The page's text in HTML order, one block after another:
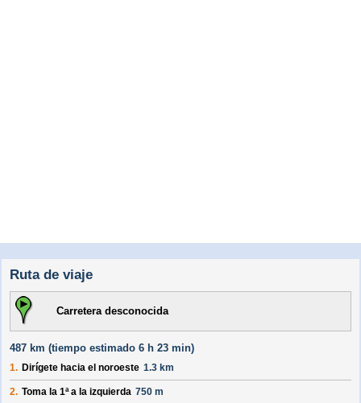
Ruta de viaje
Carretera desconocida
487 km (tiempo estimado 6 h 23 min)
1. Dirígete hacia el noroeste 1.3 km
2. Toma la 1ª a la izquierda 750 m